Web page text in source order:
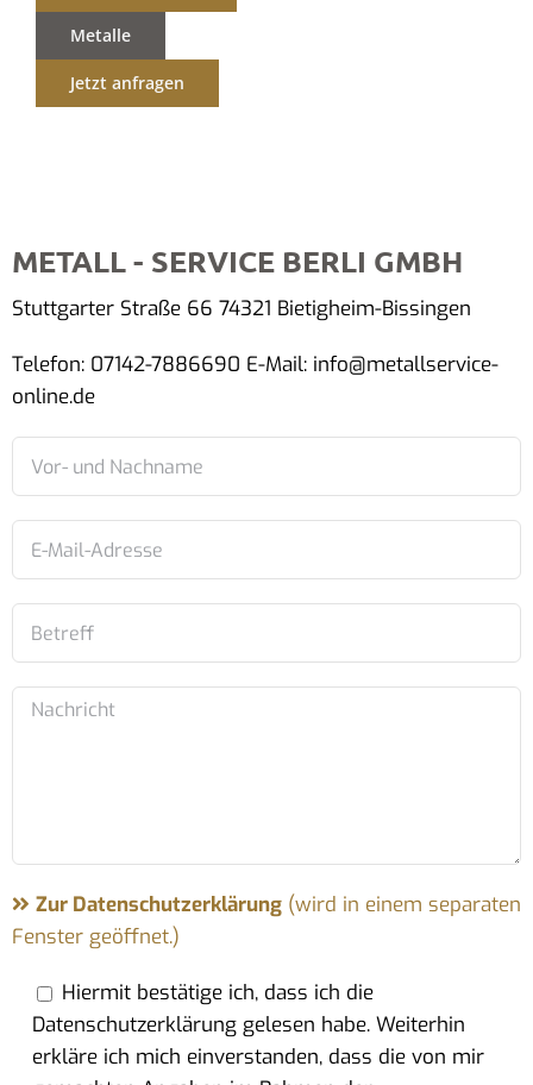
Metalle
Jetzt anfragen
METALL - SERVICE BERLI GMBH
Stuttgarter Straße 66 74321 Bietigheim-Bissingen
Telefon: 07142-7886690 E-Mail: info@metallservice-
online.de
Zur Datenschutzerklärung(wird in einem separaten
Fenster geöffnet.)
Hiermit bestätige ich, dass ich die
Datenschutzerklärung gelesen habe. Weiterhin
erkläre ich mich einverstanden, dass die von mir